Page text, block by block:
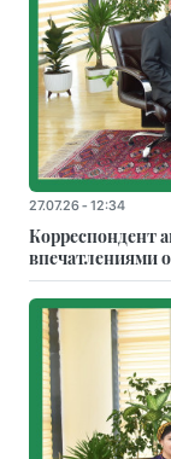
27.07.26 - 12:34
Корреспондент
впечатлениями